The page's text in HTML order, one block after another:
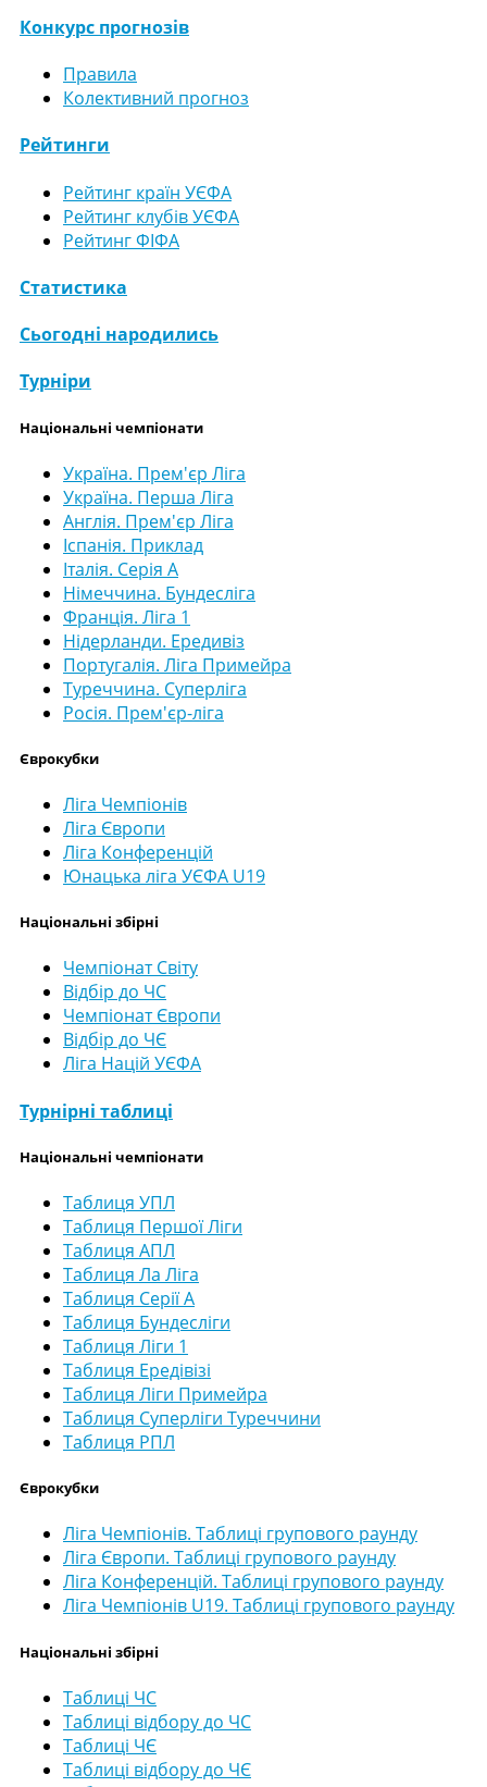
Конкурс прогнозів
Правила
Колективний прогноз
Рейтинги
Рейтинг країн УЄФА
Рейтинг клубів УЄФА
Рейтинг ФІФА
Статистика
Сьогодні народились
Турніри
Національні чемпіонати
Україна. Прем'єр Ліга
Україна. Перша Ліга
Англія. Прем'єр Ліга
Іспанія. Приклад
Італія. Серія А
Німеччина. Бундесліга
Франція. Ліга 1
Нідерланди. Ередивіз
Португалія. Ліга Примейра
Туреччина. Суперліга
Росія. Прем'єр-ліга
Єврокубки
Ліга Чемпіонів
Ліга Європи
Ліга Конференцій
Юнацька ліга УЄФА U19
Національні збірні
Чемпіонат Світу
Відбір до ЧС
Чемпіонат Європи
Відбір до ЧЄ
Ліга Націй УЄФА
Турнірні таблиці
Національні чемпіонати
Таблиця УПЛ
Таблиця Першої Ліги
Таблиця АПЛ
Таблиця Ла Ліга
Таблиця Серії А
Таблиця Бундесліги
Таблиця Ліги 1
Таблиця Ередівізі
Таблиця Ліги Примейра
Таблиця Суперліги Туреччини
Таблиця РПЛ
Єврокубки
Ліга Чемпіонів. Таблиці групового раунду
Ліга Європи. Таблиці групового раунду
Ліга Конференцій. Таблиці групового раунду
Ліга Чемпіонів U19. Таблиці групового раунду
Національні збірні
Таблиці ЧС
Таблиці відбору до ЧС
Таблиці ЧЄ
Таблиці відбору до ЧЄ